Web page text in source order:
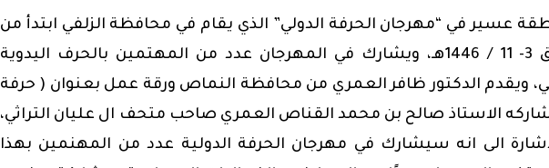
عسير في “مهرجان الحرفة الدولي” الذي يقام في محافظة الزلفي ابتدأ من
يوم الخميس 1 – 9 / 2035م الموافق 3- 11 / 1446هـ، ويشارك في المهرجان عدد من المهتمين بالحرف اليدوية
ويقدم الدكتور ظافر العمري من محافظة النماص ورقة عمل بعنوان ( حرفة
الاستاذ صالح بن محمد القناص العمري صاحب متحف ال عليان التراثي،
الى انه سيشارك في مهرجان الحرفة الدولية عدد من المهنمين بهذا